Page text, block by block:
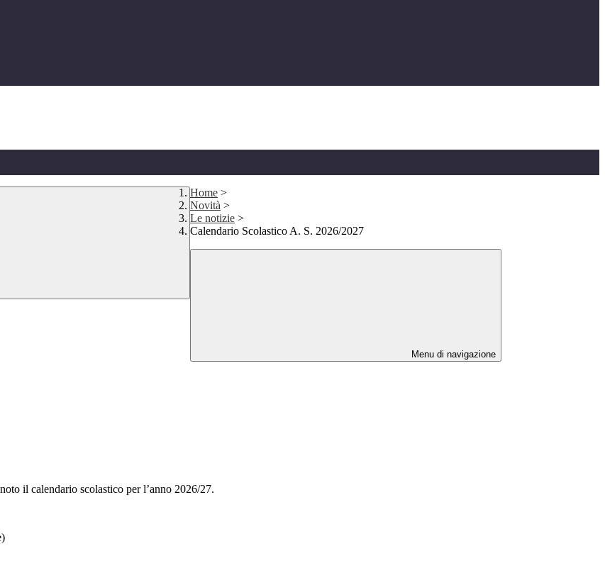
Home >
Novità >
Le notizie >
Calendario Scolastico A. S. 2026/2027
Menu di navigazione
il calendario scolastico per l’anno 2026/27.